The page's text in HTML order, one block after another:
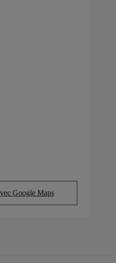
Google Maps
in new tab)